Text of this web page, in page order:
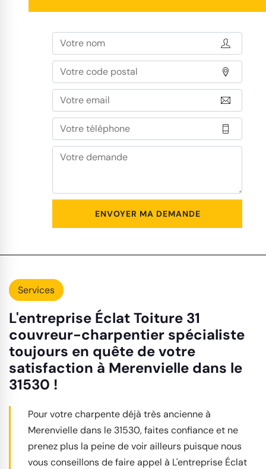
Services
L'entreprise Éclat Toiture 31
couvreur-charpentier spécialiste
toujours en quête de votre
satisfaction à Merenvielle dans le
31530 !
Pour votre charpente déjà très ancienne à
Merenvielle dans le 31530, faites confiance et ne
prenez plus la peine de voir ailleurs puisque nous
vous conseillons de faire appel à L'entreprise Éclat